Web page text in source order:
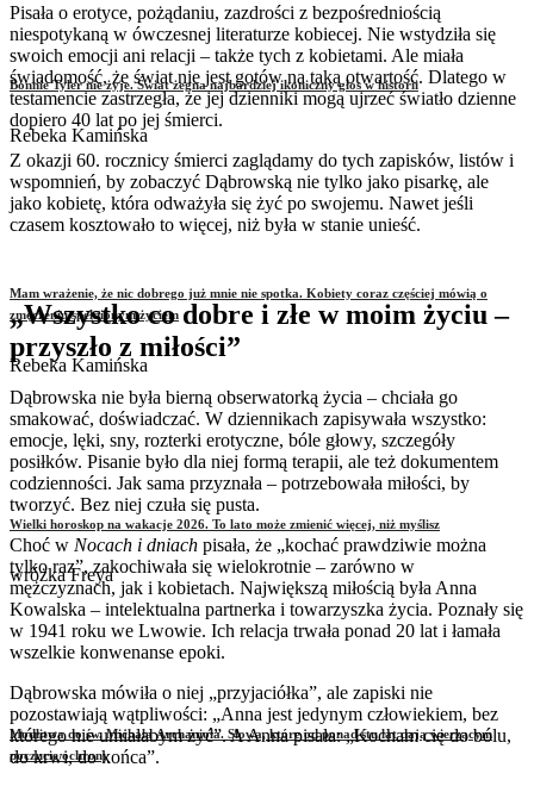
Bonnie Tyler nie żyje. Świat żegna najbardziej ikoniczny głos w historii
Rebeka Kamińska
Mam wrażenie, że nic dobrego już mnie nie spotka. Kobiety coraz częściej mówią o
zmęczeniu spełnionym życiem
Rebeka Kamińska
Wielki horoskop na wakacje 2026. To lato może zmienić więcej, niż myślisz
wróżka Freya
Modlitwa do św. Michała Archanioła. Słowa, które od ponad stu lat dają wierzącym
poczucie ochrony
Pisała o erotyce, pożądaniu, zazdrości z bezpośredniością
niespotykaną w ówczesnej literaturze kobiecej. Nie wstydziła się
swoich emocji ani relacji – także tych z kobietami. Ale miała
świadomość, że świat nie jest gotów na taką otwartość. Dlatego w
testamencie zastrzegła, że jej dzienniki mogą ujrzeć światło dzienne
dopiero 40 lat po jej śmierci.
Z okazji 60. rocznicy śmierci zaglądamy do tych zapisków, listów i
wspomnień, by zobaczyć Dąbrowską nie tylko jako pisarkę, ale
jako kobietę, która odważyła się żyć po swojemu. Nawet jeśli
czasem kosztowało to więcej, niż była w stanie unieść.
„Wszystko co dobre i złe w moim życiu –
przyszło z miłości”
Dąbrowska nie była bierną obserwatorką życia – chciała go
smakować, doświadczać. W dziennikach zapisywała wszystko:
emocje, lęki, sny, rozterki erotyczne, bóle głowy, szczegóły
posiłków. Pisanie było dla niej formą terapii, ale też dokumentem
codzienności. Jak sama przyznała – potrzebowała miłości, by
tworzyć. Bez niej czuła się pusta.
Choć w Nocach i dniach pisała, że „kochać prawdziwie można
tylko raz”, zakochiwała się wielokrotnie – zarówno w
mężczyznach, jak i kobietach. Największą miłością była Anna
Kowalska – intelektualna partnerka i towarzyszka życia. Poznały się
w 1941 roku we Lwowie. Ich relacja trwała ponad 20 lat i łamała
wszelkie konwenanse epoki.
Dąbrowska mówiła o niej „przyjaciółka”, ale zapiski nie
pozostawiają wątpliwości: „Anna jest jedynym człowiekiem, bez
którego nie umiałabym żyć”. A Anna pisała: „Kocham cię do bólu,
do krwi, do końca”.